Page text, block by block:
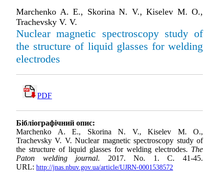
Marchenko A. E., Skorina N. V., Kiselev M. O.,
Trachevsky V. V.
Nuclear magnetic spectroscopy study of
the structure of liquid glasses for welding
electrodes
PDF
Бібліографічний опис:
Marchenko A. E., Skorina N. V., Kiselev M. O.,
Trachevsky V. V. Nuclear magnetic spectroscopy study of
the structure of liquid glasses for welding electrodes. The
Paton welding journal. 2017. No. 1. С. 41-45.
URL: http://jnas.nbuv.gov.ua/article/UJRN-0001538572